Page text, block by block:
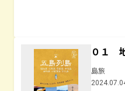
０１
島旅